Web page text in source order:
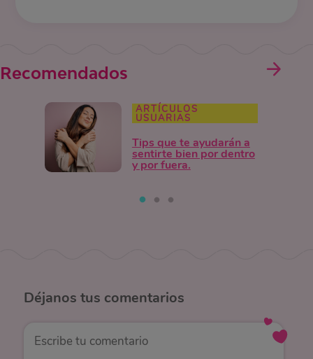
Recomendados
ARTÍCULOS
USUARIAS
Tips que te ayudarán a
sentirte bien por dentro
y por fuera.
Déjanos tus comentarios